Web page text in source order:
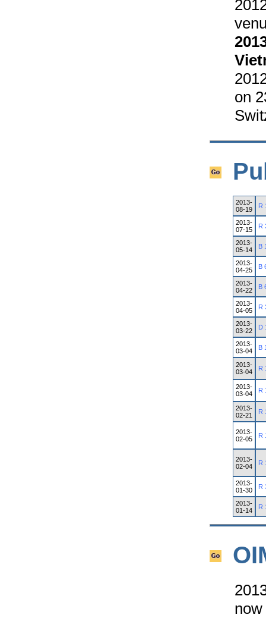
on
2013-
08-19
R
2013-
07-15
R
2013-
05-14
B
2013-
04-25
B
2013-
04-22
B
2013-
04-05
R
2013-
03-22
D
2013-
03-04
B
2013-
03-04
R
2013-
03-04
R
2013-
02-21
R
2013-
02-05
R
2013-
02-04
R
2013-
01-30
R
2013-
01-14
R